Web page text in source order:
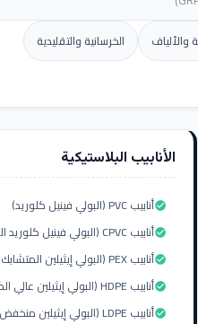
والألياف الخرسانية والتقليدية
الأنابيب البلاستيكية
أنابيب PVC (البولي فينيل كلوريد)check_circle
أنابيب CPVC (البولي فينيل كلوريد المعالج بالكلور)check_circle
أنابيب PEX (البولي إيثيلين المتشابك)check_circle
أنابيب HDPE (البولي إيثيلين عالي الكثافة)check_circle
أنابيب LDPE (البولي إيثيلين منخفض الكثافة)check_circle